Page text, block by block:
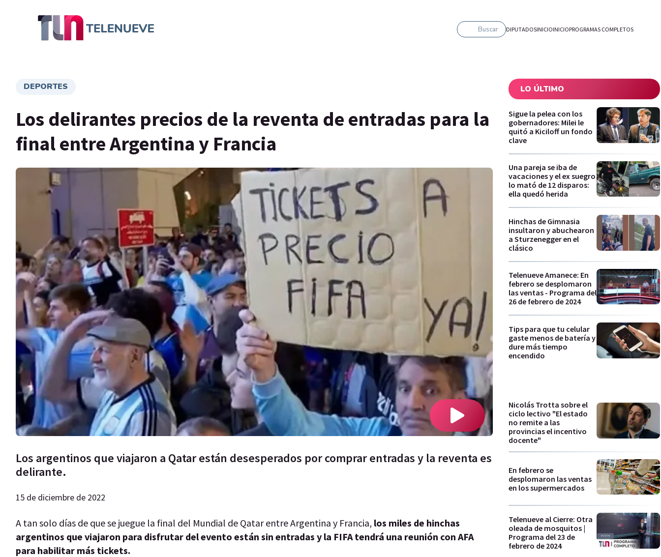
Buscar DIPUTADOSINICIOINICIOPROGRAMAS COMPLETOS
DEPORTES
Los delirantes precios de la reventa de entradas para la
final entre Argentina y Francia
Los argentinos que viajaron a Qatar están desesperados por comprar entradas y la reventa es
delirante.
15 de diciembre de 2022
A tan solo días de que se juegue la final del Mundial de Qatar entre Argentina y Francia, los miles de hinchas
argentinos que viajaron para disfrutar del evento están sin entradas y la FIFA tendrá una reunión con AFA
para habilitar más tickets.
LO ÚLTIMO
Sigue la pelea con los
gobernadores: Milei le
quitó a Kiciloff un fondo
clave
Una pareja se iba de
vacaciones y el ex suegro
lo mató de 12 disparos:
ella quedó herida
Hinchas de Gimnasia
insultaron y abuchearon
a Sturzenegger en el
clásico
Telenueve Amanece: En
febrero se desplomaron
las ventas - Programa del
26 de febrero de 2024
Tips para que tu celular
gaste menos de batería y
dure más tiempo
encendido
Nicolás Trotta sobre el
ciclo lectivo "El estado
no remite a las
provincias el incentivo
docente"
En febrero se
desplomaron las ventas
en los supermercados
Telenueve al Cierre: Otra
oleada de mosquitos |
Programa del 23 de
febrero de 2024